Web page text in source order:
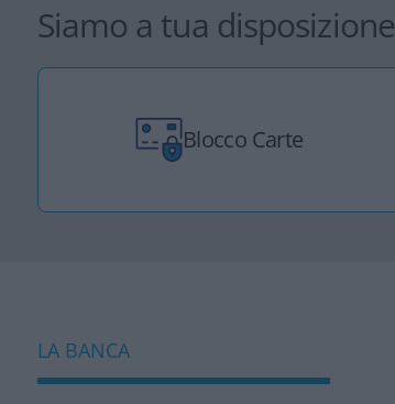
Siamo a tua disposizione
Blocco Carte
LA BANCA